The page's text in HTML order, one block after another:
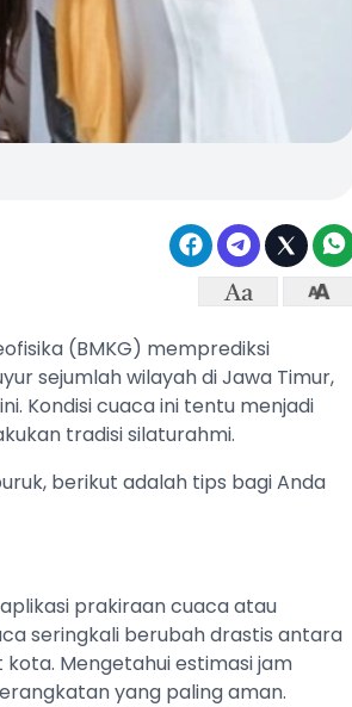
(BMKG) memprediksi
sejumlah wilayah di Jawa Timur,
Kondisi cuaca ini tentu menjadi
tradisi silaturahmi.
berikut adalah tips bagi Anda
prakiraan cuaca atau
seringkali berubah drastis antara
Mengetahui estimasi jam
yang paling aman.